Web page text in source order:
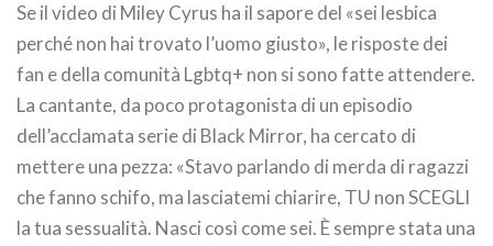
Se il video di Miley Cyrus ha il sapore del «sei lesbica
perché non hai trovato l’uomo giusto», le risposte dei
fan e della comunità Lgbtq+ non si sono fatte attendere.
La cantante, da poco protagonista di un episodio
dell’acclamata serie di Black Mirror, ha cercato di
mettere una pezza: «Stavo parlando di merda di ragazzi
che fanno schifo, ma lasciatemi chiarire, TU non SCEGLI
la tua sessualità. Nasci così come sei. È sempre stata una